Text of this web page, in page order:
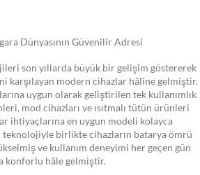
Dünyasının Güvenilir Adresi
son yıllarda büyük bir gelişim göstererek
karşılayan modern cihazlar hâline gelmiştir.
uygun olarak geliştirilen tek kullanımlık
mod cihazları ve ısıtmalı tütün ürünleri
ihtiyaçlarına en uygun modeli kolayca
teknolojiyle birlikte cihazların batarya ömrü
ve kullanım deneyimi her geçen gün
konforlu hâle gelmiştir.